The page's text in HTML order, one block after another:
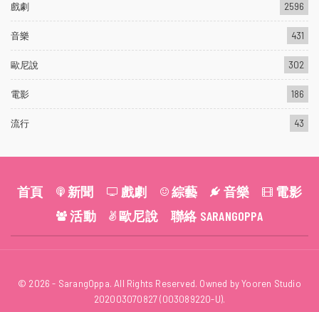
戲劇 2596
音樂 431
歐尼說 302
電影 186
流行 43
首頁 新聞 戲劇 綜藝 音樂
電影
活動
歐尼說 聯絡 SARANGOPPA
© 2026 - SarangOppa. All Rights Reserved. Owned by Yooren Studio
202003070827 (003089220-U).